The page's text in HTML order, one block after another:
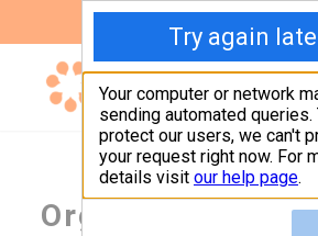
Organizaciones